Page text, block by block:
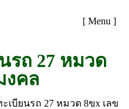
[ Menu ]
รถ 27 หมวด
งคล
เบียนรถ 27 หมวด 8ขx เลข